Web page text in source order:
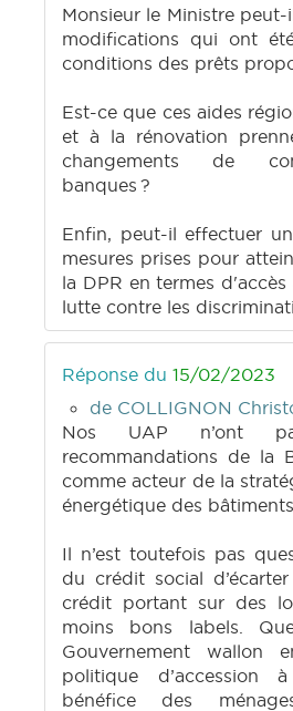
Monsieur le Ministre
modifications qui ont
conditions des prêts
Est-ce que ces aides
et à la rénovation
changements de
banques ?
Enfin, peut-il effectuer
mesures prises pour
la DPR en termes
lutte contre les
Réponse du 15/02/2023
de COLLIGNON
Nos UAP n’ont
recommandations de la
comme acteur de la
énergétique des
Il n’est toutefois pas
du crédit social
crédit portant sur des
moins bons labels.
Gouvernement wallon
politique
bénéfice des